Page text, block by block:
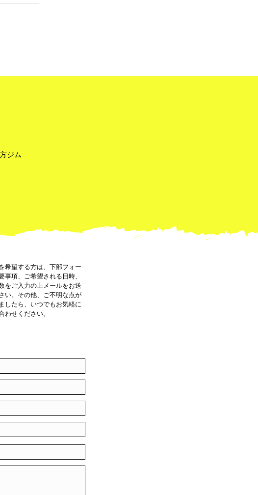
ジム
希望する方は、下部フォー
事項、ご希望される日時、
をご入力の上メールをお送
い。その他、ご不明な点が
したら、いつでもお気軽に
わせください。